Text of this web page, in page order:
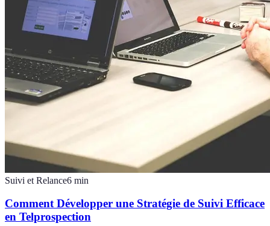
Suivi et Relance6 min
Comment Développer une Stratégie de Suivi Efficace
en Telprospection